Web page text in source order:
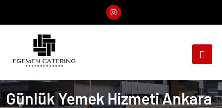
Günlük Yemek Hizmeti Ankara